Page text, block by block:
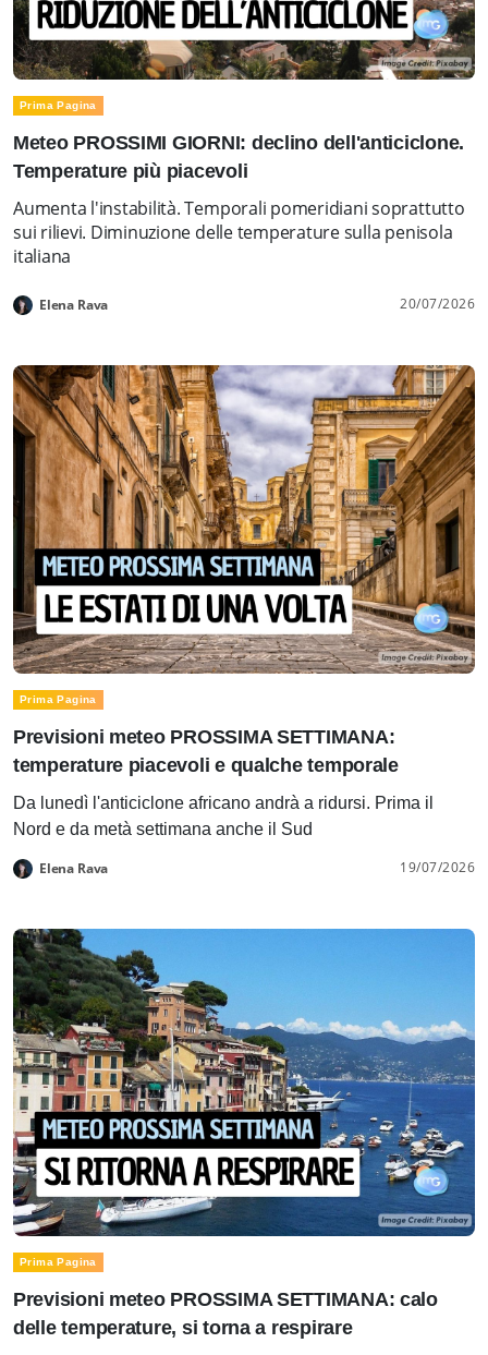
Prima Pagina
Meteo PROSSIMI GIORNI: declino dell'anticiclone.
Temperature più piacevoli
Aumenta l'instabilità. Temporali pomeridiani soprattutto
sui rilievi. Diminuzione delle temperature sulla penisola
italiana
Elena Rava 20/07/2026
Prima Pagina
Previsioni meteo PROSSIMA SETTIMANA:
temperature piacevoli e qualche temporale
Da lunedì l'anticiclone africano andrà a ridursi. Prima il
Nord e da metà settimana anche il Sud
Elena Rava 19/07/2026
Prima Pagina
Previsioni meteo PROSSIMA SETTIMANA: calo
delle temperature, si torna a respirare